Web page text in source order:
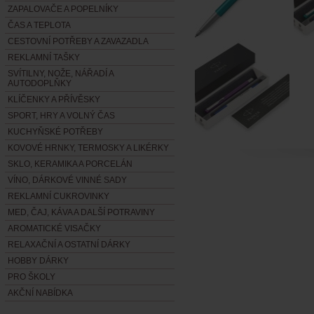
ZAPALOVAČE A POPELNÍKY
ČAS A TEPLOTA
CESTOVNÍ POTŘEBY A ZAVAZADLA
REKLAMNÍ TAŠKY
SVÍTILNY, NOŽE, NÁŘADÍ A
AUTODOPLŇKY
KLÍČENKY A PŘÍVĚSKY
SPORT, HRY A VOLNÝ ČAS
KUCHYŇSKÉ POTŘEBY
KOVOVÉ HRNKY, TERMOSKY A LIKÉRKY
SKLO, KERAMIKA A PORCELÁN
VÍNO, DÁRKOVÉ VINNÉ SADY
REKLAMNÍ CUKROVINKY
MED, ČAJ, KÁVA A DALŠÍ POTRAVINY
AROMATICKÉ VISAČKY
RELAXAČNÍ A OSTATNÍ DÁRKY
HOBBY DÁRKY
PRO ŠKOLY
AKČNÍ NABÍDKA